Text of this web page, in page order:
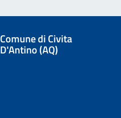
Comune di Civita
D'Antino (AQ)